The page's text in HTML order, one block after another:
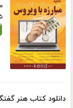
دانلود کتاب هنر